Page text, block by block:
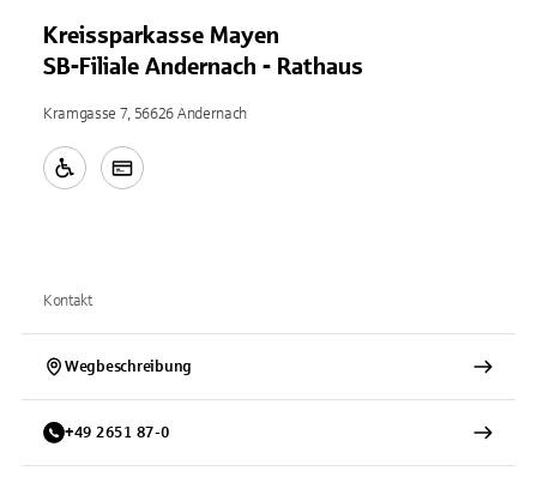
Kreissparkasse Mayen
SB-Filiale Andernach - Rathaus
Kramgasse 7, 56626 Andernach
Kontakt
Wegbeschreibung
+49 2651 87-0